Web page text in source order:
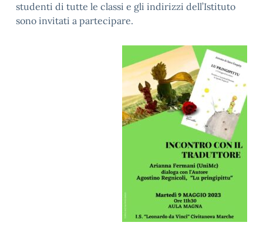
studenti di tutte le classi e gli indirizzi dell’Istituto
sono invitati a partecipare.